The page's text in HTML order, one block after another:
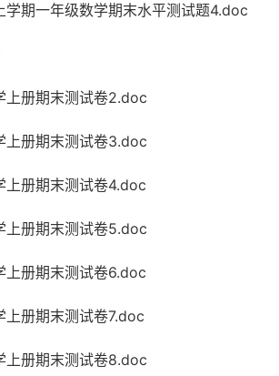
期一年级数学期末水平测试题4.doc
上册期末测试卷2.doc
上册期末测试卷3.doc
上册期末测试卷4.doc
上册期末测试卷5.doc
上册期末测试卷6.doc
上册期末测试卷7.doc
上册期末测试卷8.doc